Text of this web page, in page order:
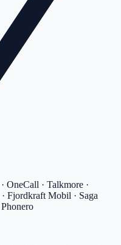
OneCall · Talkmore ·
Fjordkraft Mobil · Saga